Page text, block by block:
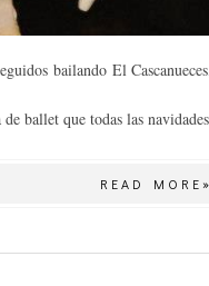
bailando El Cascanuece
ballet que todas las
READ MORE»